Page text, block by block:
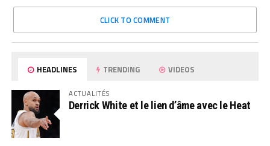
CLICK TO COMMENT
HEADLINES TRENDING VIDEOS
ACTUALITÉS
Derrick White et le lien d’âme avec le Heat